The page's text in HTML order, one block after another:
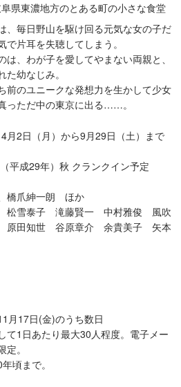
県東濃地方のとある町の小さな食堂
、毎日野山を駆け回る元気な女の子だ
片耳を失聴してしまう。
、わが子を愛してやまない両親と、
幼なじみ。
前のユニークな発想力を生かして少女
っただ中の東京に出る……。
月2日（月）から9月29日（土）まで
平成29年）秋 クランクイン予定
橋爪紳一朗 ほか
松雪泰子 滝藤賢一 中村雅俊 風吹
田知世 谷原章介 余貴美子 矢本
月17日(金)のうち数日
て1日あたり最大30人程度。電子メー
。
頃まで。